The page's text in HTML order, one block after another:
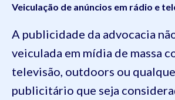
Veiculação de anúncios em rádio e
A publicidade da advocacia
veiculada em mídia de massa
televisão, outdoors ou
publicitário que seja